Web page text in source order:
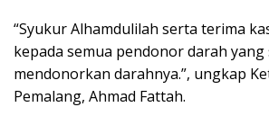
“Syukur Alhamdulilah serta terima
kepada semua pendonor darah
mendonorkan darahnya.”, ungkap
Pemalang, Ahmad Fattah.